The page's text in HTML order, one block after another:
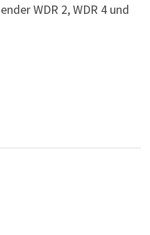
WDR 2, WDR 4 und